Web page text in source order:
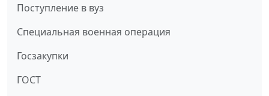
Поступление в вуз
Специальная военная операция
Госзакупки
ГОСТ